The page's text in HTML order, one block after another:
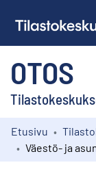
OTOS
Kokoelmat
Etusivu